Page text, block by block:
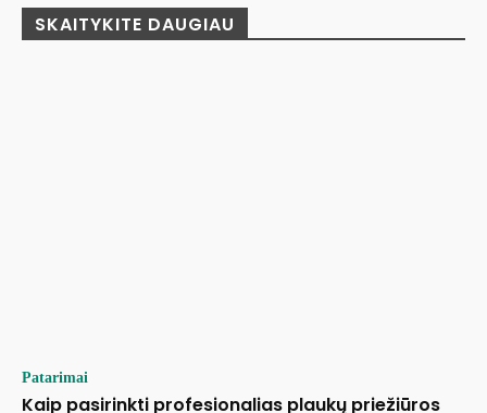
SKAITYKITE DAUGIAU
Patarimai
Kaip pasirinkti profesionalias plaukų priežiūros